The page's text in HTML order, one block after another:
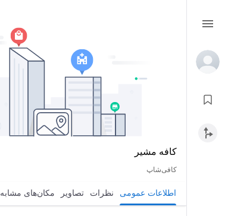
کافه مشیر
کافی‌شاپ
اطلاعات عمومی نظرات تصاویر مکان‌های مشابه